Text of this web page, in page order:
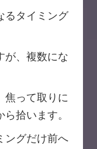
るタイミング
が、複数にな
焦って取りに
拾います。
ングだけ前へ